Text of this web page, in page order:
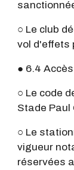
○ Le club
vol d'effets
● 6.4
○ Le code
Stade Paul
○ Le
vigueur
réservées